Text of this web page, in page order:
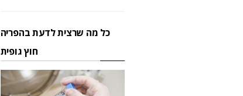
כל מה שרצית לדעת בהפריה
חוץ גופית